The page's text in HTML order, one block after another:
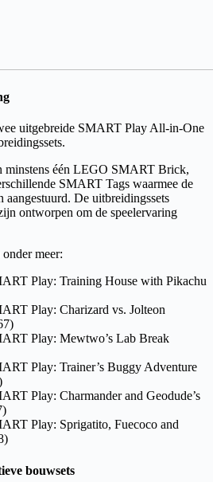
uitgebreide SMART Play All-in-One
minstens één LEGO SMART Brick,
SMART Tags waarmee de
De uitbreidingssets
ontworpen om de speelervaring
meer:
Play: Training House with Pikachu
Play: Charizard vs. Jolteon
Play: Mewtwo’s Lab Break
Play: Trainer’s Buggy Adventure
Play: Charmander and Geodude’s
Play: Sprigatito, Fuecoco and
bouwsets